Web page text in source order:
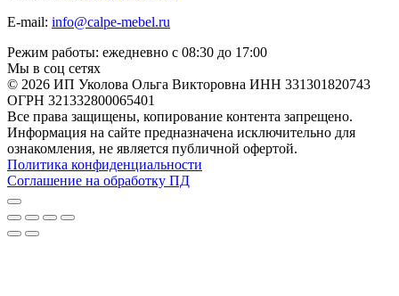
E-mail: info@calpe-mebel.ru
Режим работы: ежедневно с 08:30 до 17:00
Мы в соц сетях
© 2026 ИП Уколова Ольга Викторовна ИНН 331301820743
ОГРН 321332800065401
Все права защищены, копирование контента запрещено.
Информация на сайте предназначена исключительно для
ознакомления, не является публичной офертой.
Политика конфиденциальности
Соглашение на обработку ПД